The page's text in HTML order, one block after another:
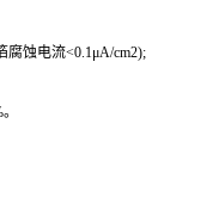
蚀电流<0.1μA/cm2);